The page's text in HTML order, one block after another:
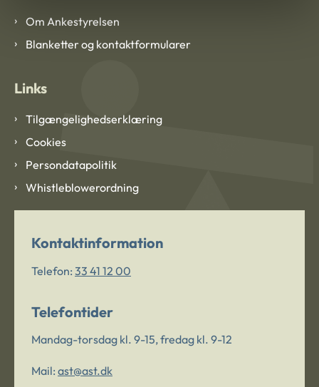
Om Ankestyrelsen
Blanketter og kontaktformularer
Links
Tilgængelighedserklæring
Cookies
Persondatapolitik
Whistleblowerordning
Kontaktinformation
Telefon: 33 41 12 00
Telefontider
Mandag-torsdag kl. 9-15, fredag kl. 9-12
Mail: ast@ast.dk